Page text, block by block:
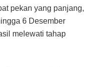
pekan yang panjang,
6 Desember
melewati tahap